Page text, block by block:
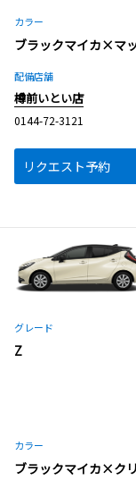
カラー
ブラックマイカ×マ
配備店舗
樽前いとい店
0144-72-3121
リクエスト予約
グレード
Z
カラー
ブラックマイカ×ク